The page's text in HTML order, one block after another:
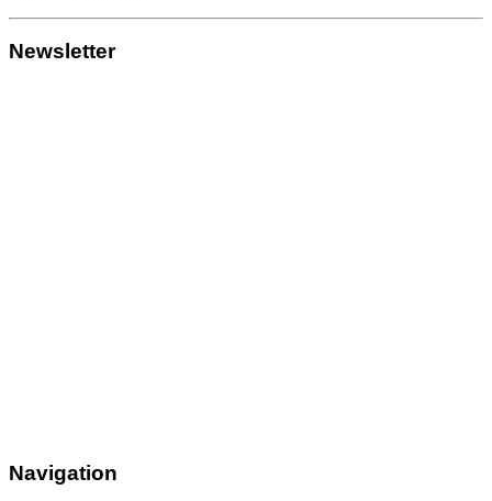
Newsletter
Navigation